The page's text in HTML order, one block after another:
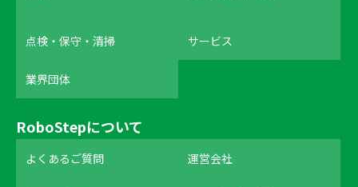
点検・保守・清掃 サービス
業界団体
RoboStepについて
よくあるご質問 運営会社